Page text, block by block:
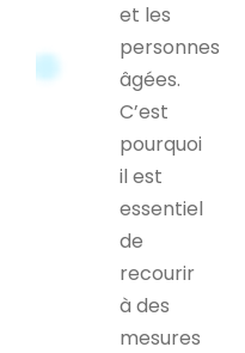
et les
personnes
âgées.
C’est
pourquoi
il est
essentiel
de
recourir
à des
mesures